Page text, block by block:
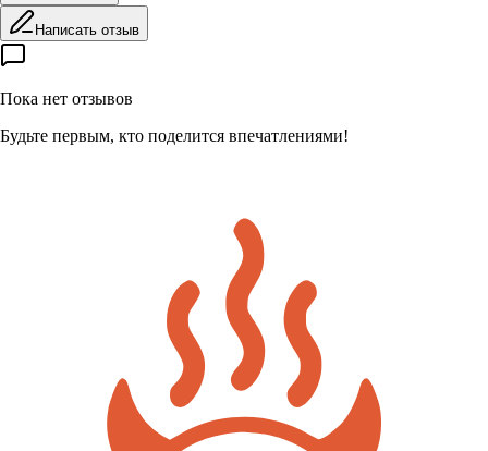
Написать отзыв
Пока нет отзывов
Будьте первым, кто поделится впечатлениями!